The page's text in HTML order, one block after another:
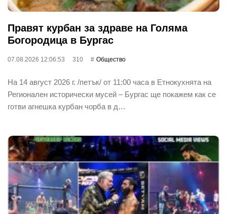
Правят курбан за здраве на Голяма
Богородица в Бургас
07.08.2026 12:06:53 310 Общество
На 14 август 2026 г. /петък/ от 11:00 часа в Етнокухнята на
Регионален исторически мусей – Бургас ще покажем как се
готви агнешка курбан чорба в д…